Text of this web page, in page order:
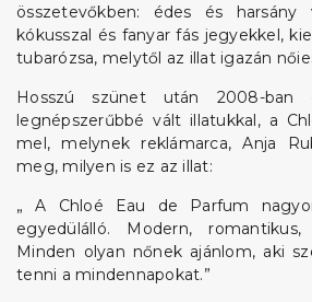
összetevőkben: édes és harsány
kókusszal és fanyar fás jegyekkel,
tubarózsa, melytől az illat igazán
Hosszú szünet után 2008-ban
legnépszerűbbé vált illatukkal, a
mel, melynek reklámarca, Anja
meg, milyen is ez az illat:
„ A Chloé Eau de Parfum
egyedülálló. Modern,
Minden olyan nőnek ajánlom, aki
tenni a mindennapokat.”